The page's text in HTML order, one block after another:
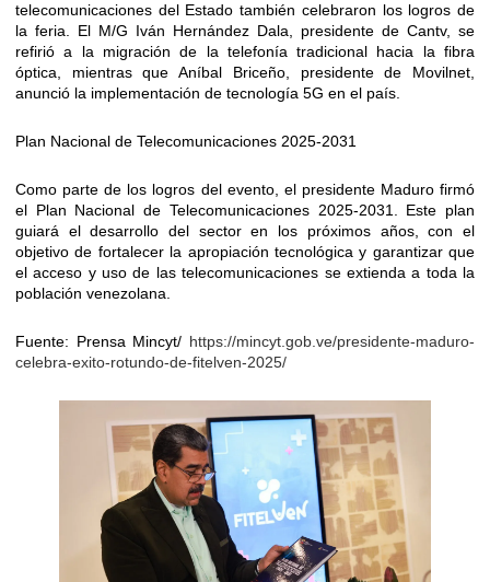
telecomunicaciones del Estado también celebraron los logros de
la feria. El M/G Iván Hernández Dala, presidente de Cantv, se
refirió a la migración de la telefonía tradicional hacia la fibra
óptica, mientras que Aníbal Briceño, presidente de Movilnet,
anunció la implementación de tecnología 5G en el país.
Plan Nacional de Telecomunicaciones 2025-2031
Como parte de los logros del evento, el presidente Maduro firmó
el Plan Nacional de Telecomunicaciones 2025-2031. Este plan
guiará el desarrollo del sector en los próximos años, con el
objetivo de fortalecer la apropiación tecnológica y garantizar que
el acceso y uso de las telecomunicaciones se extienda a toda la
población venezolana.
Fuente: Prensa Mincyt/ https://mincyt.gob.ve/presidente-maduro-
celebra-exito-rotundo-de-fitelven-2025/